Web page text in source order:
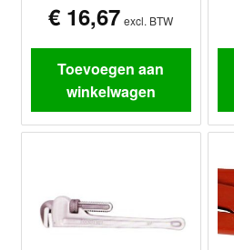
€ 16,67 excl. BTW
Toevoegen aan
winkelwagen